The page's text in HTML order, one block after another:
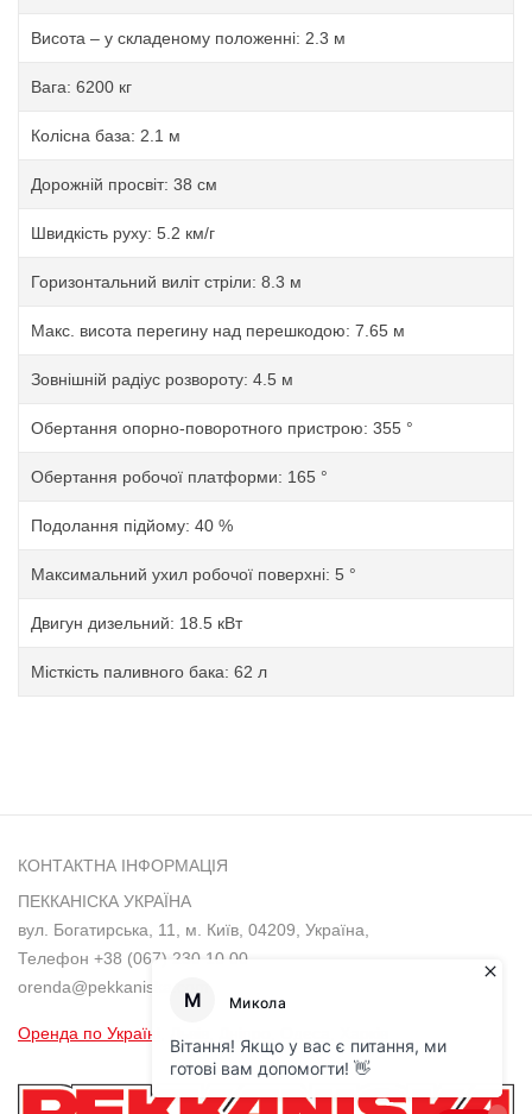
Висота – у складеному положенні: 2.3 м
Вага: 6200 кг
Колісна база: 2.1 м
Дорожній просвіт: 38 см
Швидкість руху: 5.2 км/г
Горизонтальний виліт стріли: 8.3 м
Макс. висота перегину над перешкодою: 7.65 м
Зовнішній радіус розвороту: 4.5 м
Обертання опорно-поворотного пристрою: 355 °
Обертання робочої платформи: 165 °
Подолання підйому: 40 %
Максимальний ухил робочої поверхні: 5 °
Двигун дизельний: 18.5 кВт
Місткість паливного бака: 62 л
КОНТАКТНА ІНФОРМАЦІЯ
ПЕККАНІСКА УКРАЇНА
вул. Богатирська, 11, м. Київ, 04209, Україна,
Телефон +38 (067) 230 10 00
orenda@pekkaniska.com
Оренда по Україні